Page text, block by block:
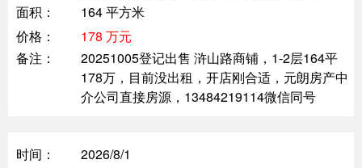
面积：
164 平方米
价格：
178 万元
备注：
20251005登记出售 浒山路商铺，1-2层164平
178万，目前没出租，开店刚合适，元朗房产中
介公司直接房源，13484219114微信同号
时间：
2026/8/1